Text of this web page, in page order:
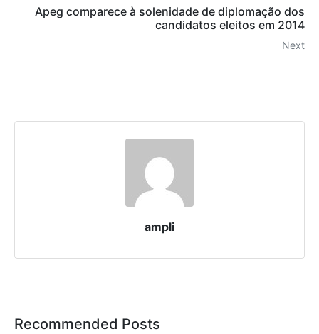
Apeg comparece à solenidade de diplomação dos
candidatos eleitos em 2014
Next
ampli
Recommended Posts